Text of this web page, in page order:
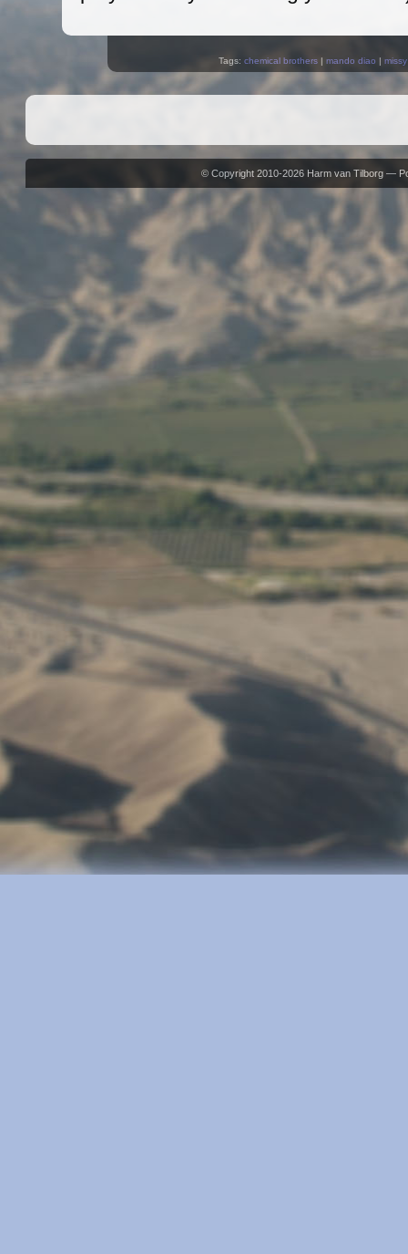
Tags: chemical brothers| mando diao |
© Copyright 2010-2026 Harm van Tilborg —